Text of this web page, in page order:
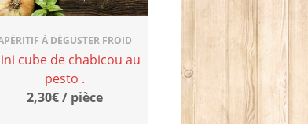
À DÉGUSTER FROID
cube de chabicou au
pesto .
2,30€ / pièce